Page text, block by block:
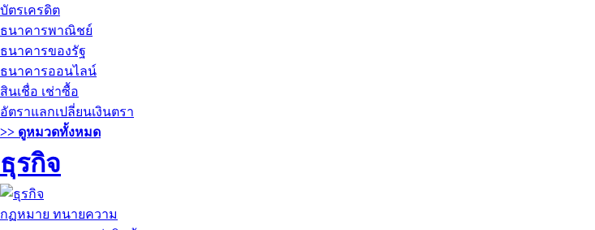
บัตรเครดิต
ธนาคารพาณิชย์
ธนาคารของรัฐ
ธนาคารออนไลน์
สินเชื่อ เช่าซื้อ
อัตราแลกเปลี่ยนเงินตรา
>> ดูหมวดทั้งหมด
ธุรกิจ
กฏหมาย ทนายความ